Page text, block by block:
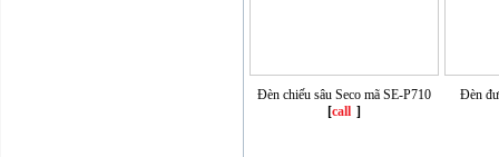
Đèn chiếu sâu Seco mã SE-P710
[call ]
Đèn